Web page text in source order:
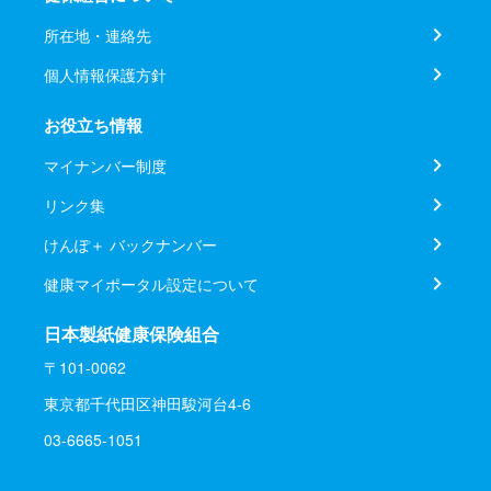
所在地・連絡先
個人情報保護方針
お役立ち情報
マイナンバー制度
リンク集
けんぽ＋ バックナンバー
健康マイポータル設定について
日本製紙健康保険組合
〒101-0062
東京都千代田区神田駿河台4-6
03-6665-1051